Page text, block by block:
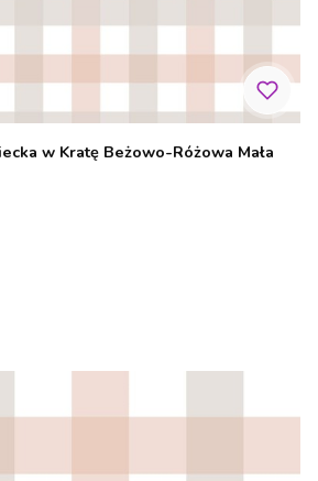
w Kratę Beżowo-Różowa Mała